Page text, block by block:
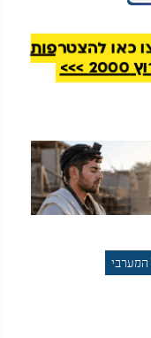
לאש - ולא
ברבים
לשוב ארצה
גשמי זעף, והיא
על האובדן
שלה הייתה
ומתפללת, וניסתה
אך בכל פעם
חשבה שהקדוש
יותר, וברגע
על מקומה. היא
כאן להצטרפות
המערבי